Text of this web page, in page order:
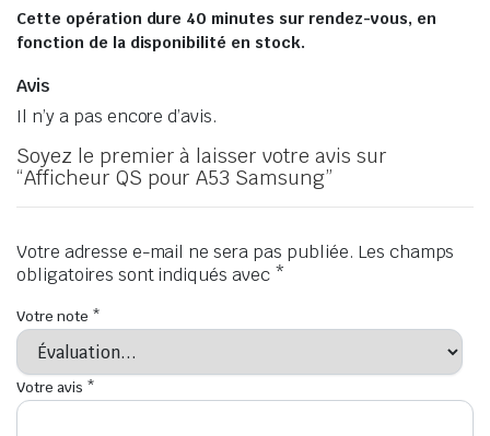
Cette opération dure 40 minutes sur rendez-vous, en
fonction de la disponibilité en stock.
Avis
Il n’y a pas encore d’avis.
Soyez le premier à laisser votre avis sur
“Afficheur QS pour A53 Samsung”
Votre adresse e-mail ne sera pas publiée. Les champs
obligatoires sont indiqués avec *
Votre note *
Votre avis *